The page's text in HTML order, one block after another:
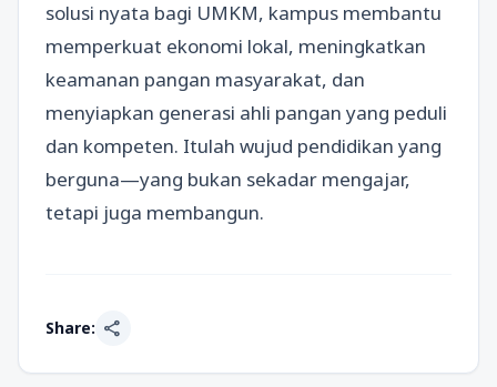
solusi nyata bagi UMKM, kampus membantu
memperkuat ekonomi lokal, meningkatkan
keamanan pangan masyarakat, dan
menyiapkan generasi ahli pangan yang peduli
dan kompeten. Itulah wujud pendidikan yang
berguna—yang bukan sekadar mengajar,
tetapi juga membangun.
Share: share